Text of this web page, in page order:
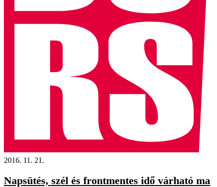
2016. 11. 21.
Napsütés, szél és frontmentes idő várható ma